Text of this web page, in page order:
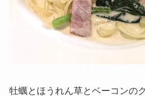
牡蠣とほうれん草とベーコンの